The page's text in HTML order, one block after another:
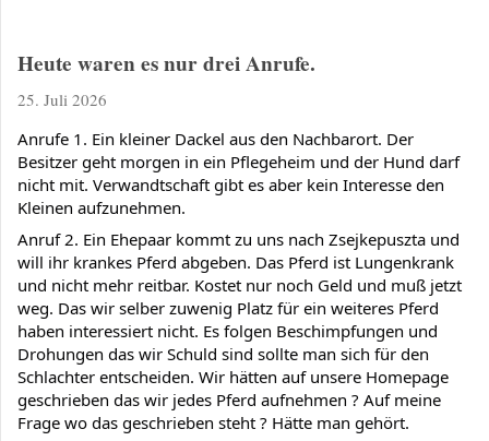
Heute waren es nur drei Anrufe.
25. Juli 2026
Anrufe 1. Ein kleiner Dackel aus den Nachbarort. Der
Besitzer geht morgen in ein Pflegeheim und der Hund darf
nicht mit. Verwandtschaft gibt es aber kein Interesse den
Kleinen aufzunehmen.
Anruf 2. Ein Ehepaar kommt zu uns nach Zsejkepuszta und
will ihr krankes Pferd abgeben. Das Pferd ist Lungenkrank
und nicht mehr reitbar. Kostet nur noch Geld und muß jetzt
weg. Das wir selber zuwenig Platz für ein weiteres Pferd
haben interessiert nicht. Es folgen Beschimpfungen und
Drohungen das wir Schuld sind sollte man sich für den
Schlachter entscheiden. Wir hätten auf unsere Homepage
geschrieben das wir jedes Pferd aufnehmen ? Auf meine
Frage wo das geschrieben steht ? Hätte man gehört.